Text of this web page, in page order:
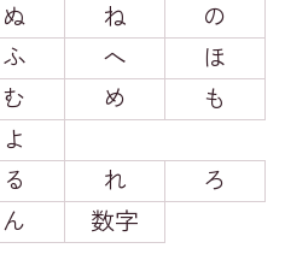
ぬ ね
の
ふ へ
ほ
む め
も
よ
る れ
ろ
ん 数字